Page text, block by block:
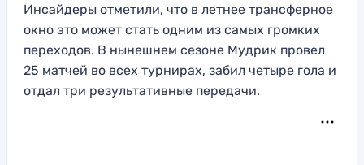
Инсайдеры отметили, что в летнее трансферное
окно это может стать одним из самых громких
переходов. В нынешнем сезоне Мудрик провел
25 матчей во всех турнирах, забил четыре гола и
отдал три результативные передачи.